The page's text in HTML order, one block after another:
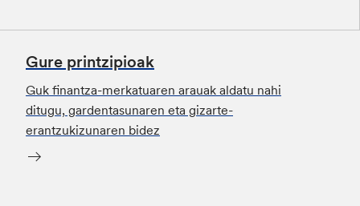
Gure printzipioak
Guk finantza-merkatuaren arauak aldatu nahi
ditugu, gardentasunaren eta gizarte-
erantzukizunaren bidez